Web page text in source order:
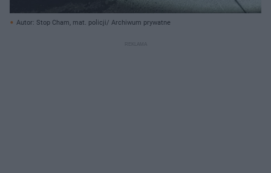
Autor: Stop Cham, mat. policji/ Archiwum prywatne